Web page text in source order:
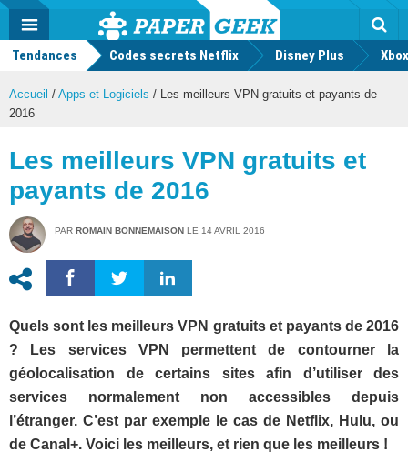
Actu
geek
MENU
Tendances Codes secrets Netflix Disney Plus
Accueil / Apps et Logiciels / Les meilleurs VPN gratuits et payants de
2016
Les meilleurs VPN gratuits et
payants de 2016
PAR ROMAIN BONNEMAISON LE 14 AVRIL 2016
Quels sont les meilleurs VPN gratuits et payants de 2016
? Les services VPN permettent de contourner la
géolocalisation de certains sites afin d’utiliser des
services normalement non accessibles depuis
l’étranger. C’est par exemple le cas de Netflix, Hulu, ou
de Canal+. Voici les meilleurs, et rien que les meilleurs !
Mode
FacebookTwitter Youtube